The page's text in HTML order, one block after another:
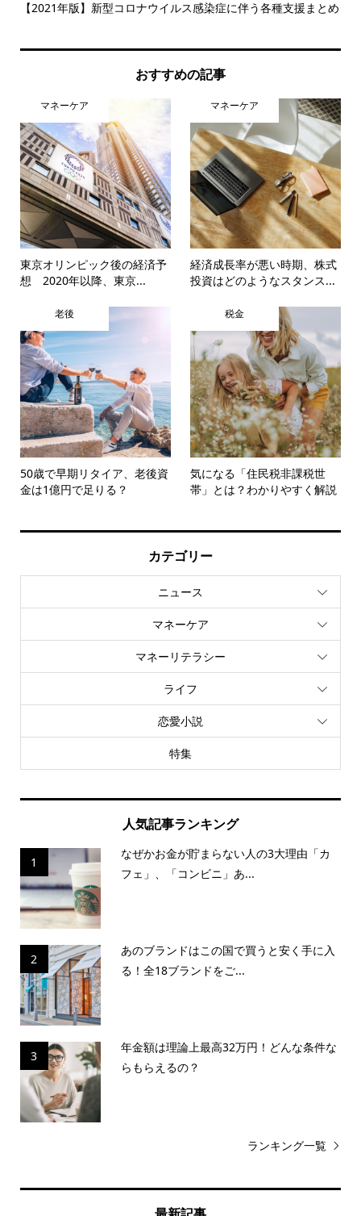
【2021年版】新型コロナウイルス感染症に伴う各種支援まとめ
おすすめの記事
マネーケア
東京オリンピック後の経済予
想 2020年以降、東京...
マネーケア
経済成長率が悪い時期、株式
投資はどのようなスタンス...
老後
50歳で早期リタイア、老後資
金は1億円で足りる？
税金
気になる「住民税非課税世
帯」とは？わかりやすく解説
カテゴリー
ニュース
マネーケア
マネーリテラシー
ライフ
恋愛小説
特集
人気記事ランキング
1
なぜかお金が貯まらない人の3大理由「カ
フェ」、「コンビニ」あ...
2
あのブランドはこの国で買うと安く手に入
る！全18ブランドをご...
3
年金額は理論上最高32万円！どんな条件な
らもらえるの？
ランキング一覧